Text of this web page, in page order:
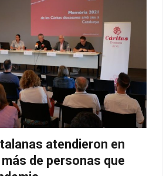
atendieron en
más de personas que